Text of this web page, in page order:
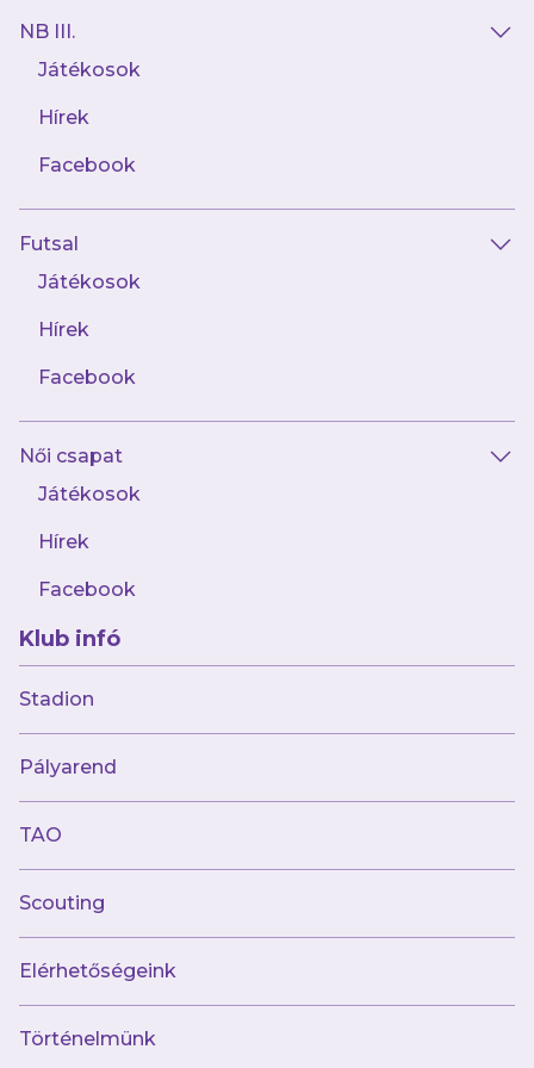
NB III.
Játékosok
Hírek
Facebook
Futsal
Játékosok
Hírek
Facebook
Női csapat
Játékosok
Hírek
Facebook
Klub infó
Stadion
Pályarend
TAO
Scouting
Elérhetőségeink
Történelmünk
Budapest Honvéd FC–Újpest 1–3
Gól:Hatvani Kende (12.), Varga Botond (49. –
öngól), Nagy Zétény (60.)
BVSC-Zugló–Újpest 2–2
Gól:Fügedi Attila (30.), Gárdos Bálint (68.)
Hétvégén jön a MOL UTE Summer Cup az
Múltunk
Történelmünk